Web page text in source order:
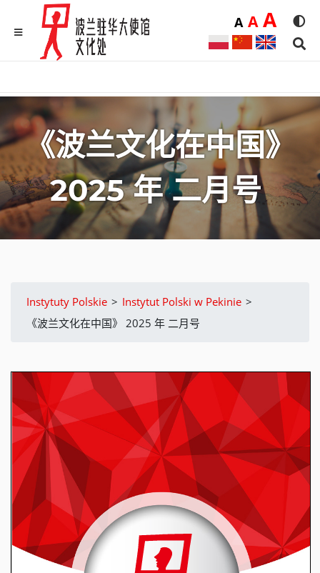
ADomyślna
AŚrednia
A
《波兰文化在中国》
2025 年 二月号
Instytuty Polskie > Instytut Polski w Pekinie >
《波兰文化在中国》 2025 年 二月号